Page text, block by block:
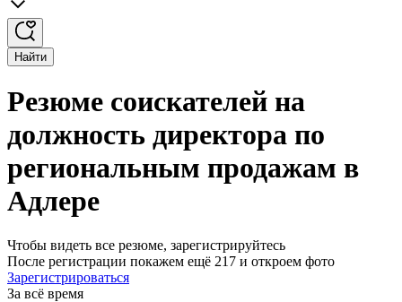
Найти
Резюме соискателей на
должность директора по
региональным продажам в
Адлере
Чтобы видеть все резюме, зарегистрируйтесь
После регистрации покажем ещё 217 и откроем фото
Зарегистрироваться
За всё время